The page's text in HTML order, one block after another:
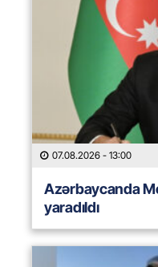
07.08.2026 - 13:00
Azərbaycanda
yaradıldı